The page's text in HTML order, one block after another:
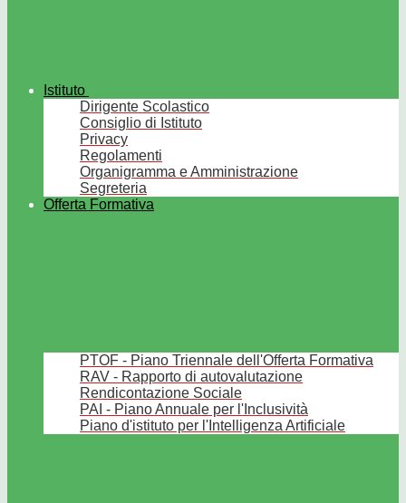
Istituto
Dirigente Scolastico
Consiglio di Istituto
Privacy
Regolamenti
Organigramma e Amministrazione
Segreteria
Offerta Formativa
PTOF - Piano Triennale dell'Offerta Formativa
RAV - Rapporto di autovalutazione
Rendicontazione Sociale
PAI - Piano Annuale per l'Inclusività
Piano d'istituto per l'Intelligenza Artificiale